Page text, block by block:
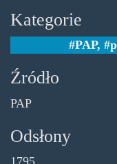
Kategorie
PAP,
Źródło
PAP
Odsłony
1795